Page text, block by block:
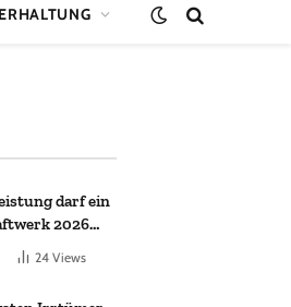
darf ein
2026
24 Views